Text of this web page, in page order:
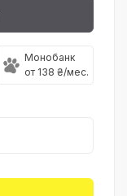
Монобанк
от 138 ₴/мес.